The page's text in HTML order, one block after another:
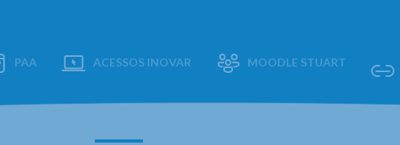
PAA ACESSOS INOVAR MOODLE STUART